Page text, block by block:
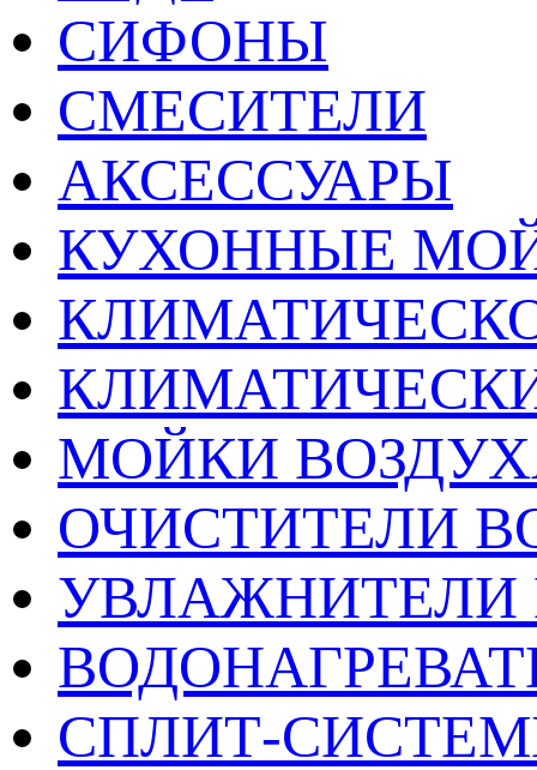
СИФОНЫ
СМЕСИТЕЛИ
АКСЕССУАРЫ
КУХОННЫЕ
МОЙКИ
ОЧИСТИТЕЛИ
УВЛАЖНИТЕЛИ
СПЛИТ-